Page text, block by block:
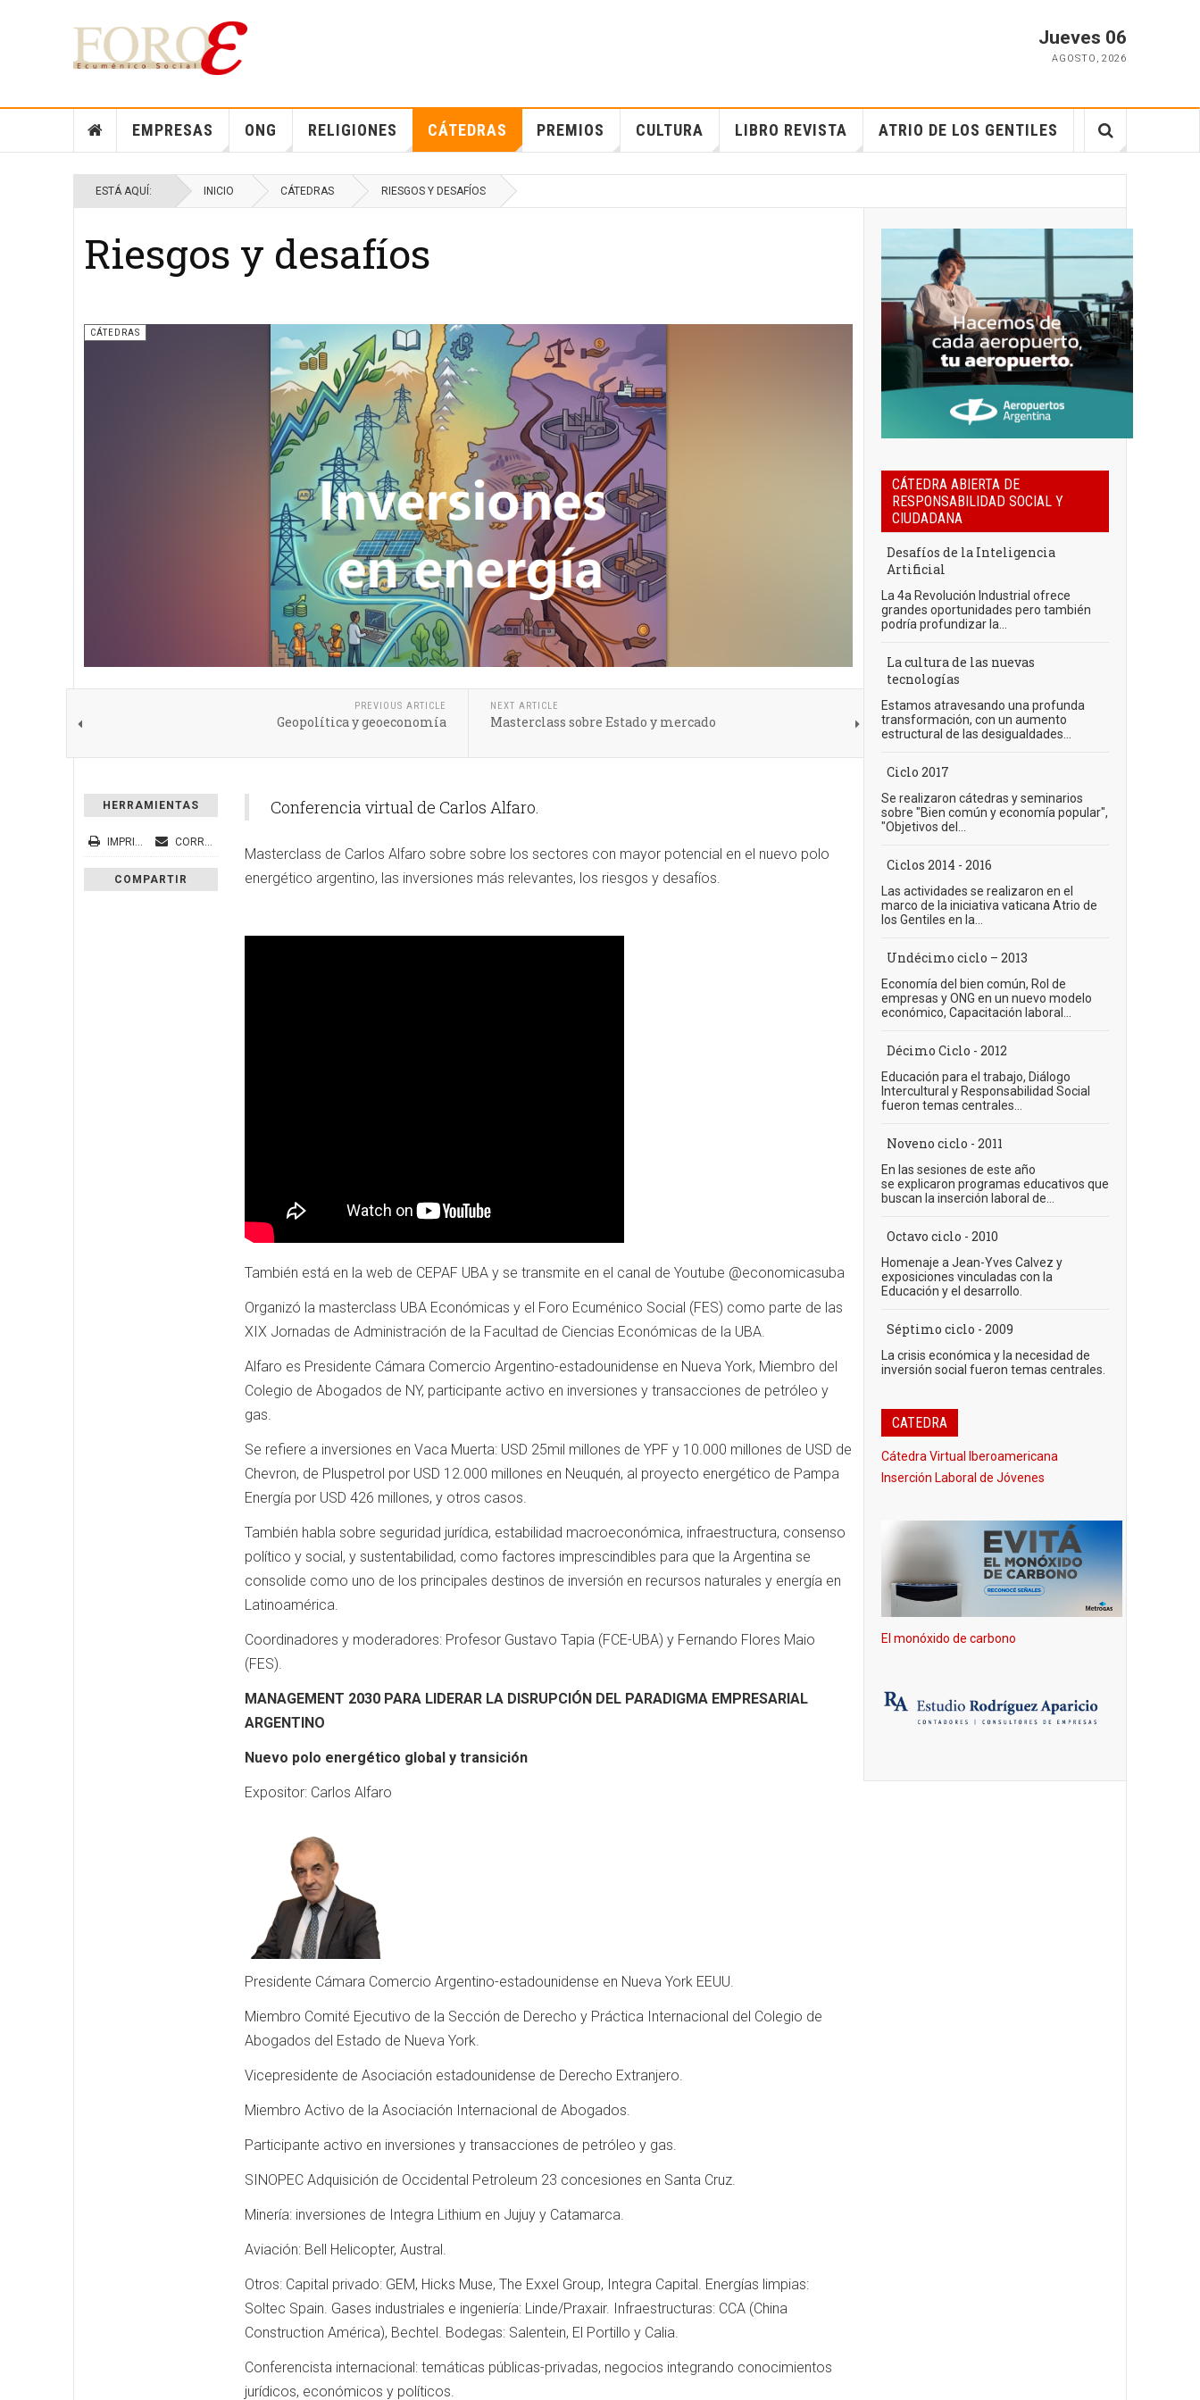
Jueves 06
AGOSTO , 2026
EMPRESAS ONG RELIGIONES CÁTEDRAS PREMIOS CULTURA LIBRO REVISTA ATRIO DE LOS GENTILES
ESTÁ AQUÍ: INICIO CÁTEDRAS RIESGOS Y DESAFÍOS
Riesgos y desafíos
CÁTEDRAS
PREVIOUS ARTICLE
Geopolítica y geoeconomía
NEXT ARTICLE
Masterclass sobre Estado y mercado
HERRAMIENTAS
IMPRIMIR CORREO ELECTRÓNICO
COMPARTIR
Conferencia virtual de Carlos Alfaro.
Masterclass de Carlos Alfaro sobre sobre los sectores con mayor potencial en el nuevo polo
energético argentino, las inversiones más relevantes, los riesgos y desafíos.
También está en la web de CEPAF UBA y se transmite en el canal de Youtube @economicasuba
Organizó la masterclass UBA Económicas y el Foro Ecuménico Social (FES) como parte de las
XIX Jornadas de Administración de la Facultad de Ciencias Económicas de la UBA.
Alfaro es Presidente Cámara Comercio Argentino-estadounidense en Nueva York, Miembro del
Colegio de Abogados de NY, participante activo en inversiones y transacciones de petróleo y
gas.
Se refiere a inversiones en Vaca Muerta: USD 25mil millones de YPF y 10.000 millones de USD de
Chevron, de Pluspetrol por USD 12.000 millones en Neuquén, al proyecto energético de Pampa
Energía por USD 426 millones, y otros casos.
También habla sobre seguridad jurídica, estabilidad macroeconómica, infraestructura, consenso
político y social, y sustentabilidad, como factores imprescindibles para que la Argentina se
consolide como uno de los principales destinos de inversión en recursos naturales y energía en
Latinoamérica.
Coordinadores y moderadores: Profesor Gustavo Tapia (FCE-UBA) y Fernando Flores Maio
(FES).
MANAGEMENT 2030 PARA LIDERAR LA DISRUPCIÓN DEL PARADIGMA EMPRESARIAL
ARGENTINO
Nuevo polo energético global y transición
Expositor: Carlos Alfaro
Presidente Cámara Comercio Argentino-estadounidense en Nueva York EEUU.
Miembro Comité Ejecutivo de la Sección de Derecho y Práctica Internacional del Colegio de
Abogados del Estado de Nueva York.
Vicepresidente de Asociación estadounidense de Derecho Extranjero.
Miembro Activo de la Asociación Internacional de Abogados.
Participante activo en inversiones y transacciones de petróleo y gas.
SINOPEC Adquisición de Occidental Petroleum 23 concesiones en Santa Cruz.
Minería: inversiones de Integra Lithium en Jujuy y Catamarca.
Aviación: Bell Helicopter, Austral.
Otros: Capital privado: GEM, Hicks Muse, The Exxel Group, Integra Capital. Energías limpias:
Soltec Spain. Gases industriales e ingeniería: Linde/Praxair. Infraestructuras: CCA (China
Construction América), Bechtel. Bodegas: Salentein, El Portillo y Calia.
Conferencista internacional: temáticas públicas-privadas, negocios integrando conocimientos
jurídicos, económicos y políticos.
CÁTEDRA ABIERTA DE
RESPONSABILIDAD SOCIAL Y
CIUDADANA
Desafíos de la Inteligencia
Artificial
La 4a Revolución Industrial ofrece
grandes oportunidades pero también
podría profundizar la...
La cultura de las nuevas
tecnologías
Estamos atravesando una profunda
transformación, con un aumento
estructural de las desigualdades...
Ciclo 2017
Se realizaron cátedras y seminarios
sobre "Bien común y economía popular",
"Objetivos del...
Ciclos 2014 - 2016
Las actividades se realizaron en el
marco de la iniciativa vaticana Atrio de
los Gentiles en la...
Undécimo ciclo – 2013
Economía del bien común, Rol de
empresas y ONG en un nuevo modelo
económico, Capacitación laboral...
Décimo Ciclo - 2012
Educación para el trabajo, Diálogo
Intercultural y Responsabilidad Social
fueron temas centrales...
Noveno ciclo - 2011
En las sesiones de este año
se explicaron programas educativos que
buscan la inserción laboral de...
Octavo ciclo - 2010
Homenaje a Jean-Yves Calvez y
exposiciones vinculadas con la
Educación y el desarrollo.
Séptimo ciclo - 2009
La crisis económica y la necesidad de
inversión social fueron temas centrales.
CATEDRA
Cátedra Virtual Iberoamericana
Inserción Laboral de Jóvenes
El monóxido de carbono